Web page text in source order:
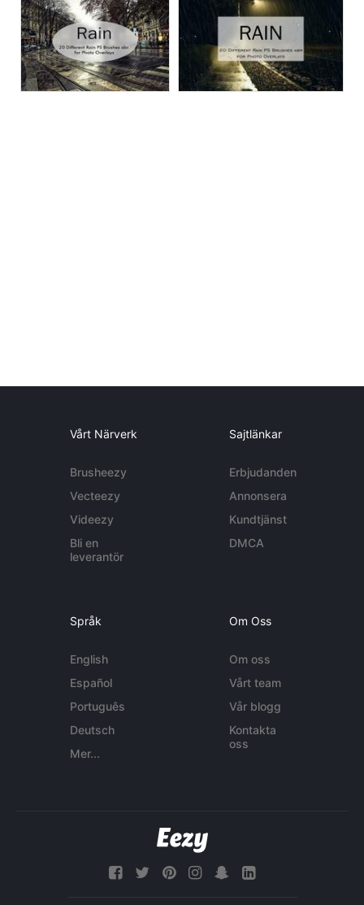
Vårt Närverk
Brusheezy
Vecteezy
Videezy
Bli en
leverantör
Sajtlänkar
Erbjudanden
Annonsera
Kundtjänst
DMCA
Språk
English
Español
Português
Deutsch
Mer...
Om Oss
Om oss
Vårt team
Vår blogg
Kontakta
oss